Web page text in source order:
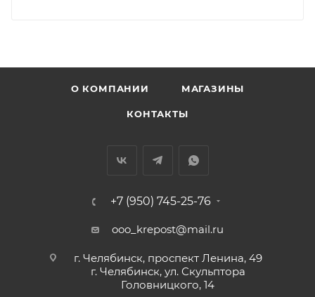
О КОМПАНИИ МАГАЗИНЫ
КОНТАКТЫ
+7 (950) 745-25-76
ooo_krepost@mail.ru
г. Челябинск, проспект Ленина, 49
г. Челябинск, ул. Скульптора
Головницкого, 14